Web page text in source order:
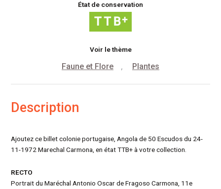
État de conservation
Voir le thème
Faune et Flore , Plantes
Description
Ajoutez ce billet colonie portugaise, Angola de 50 Escudos du 24-
11-1972 Marechal Carmona, en état TTB+ à votre collection.
RECTO
Portrait du Maréchal Antonio Oscar de Fragoso Carmona, 11e